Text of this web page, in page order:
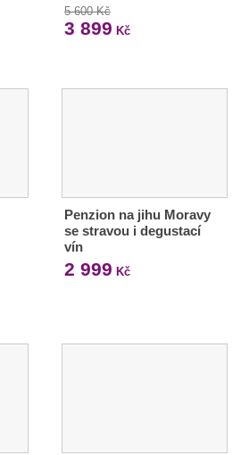
5 600 Kč
3 899 Kč
Penzion na jihu Moravy
se stravou i degustací
vín
2 999 Kč